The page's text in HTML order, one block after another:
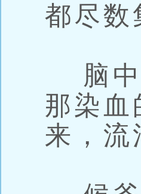
都尽数
脑中
那染
来，流